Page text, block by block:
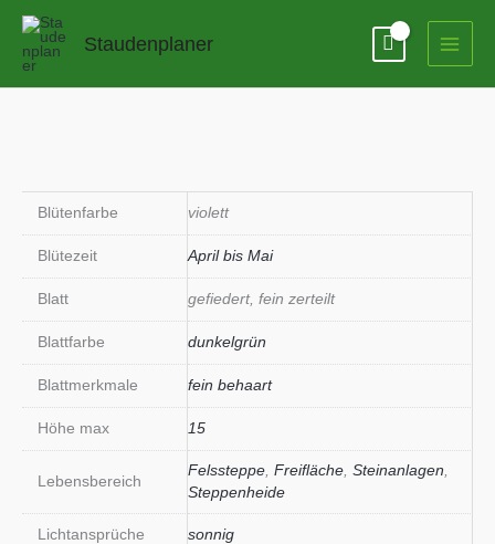
Zum
springen
Staudenplaner
Blütenfarbe violett
Blütezeit April bis Mai
Blatt gefiedert, fein zerteilt
Blattfarbe dunkelgrün
Blattmerkmale fein behaart
Höhe max 15
Lebensbereich
Felssteppe Freifläche Steinanlagen
Steppenheide
Lichtansprüche sonnig